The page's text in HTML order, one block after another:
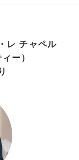
レ チャペル
ー）